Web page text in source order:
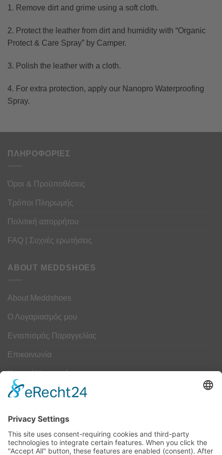
1. Remove dirt and grime using a soft cloth.
2. Protect the leather from dirt and humidity with “Organic
Protect & Care Spray” by Camper.
3. Polish the leather with a cloth.
4. For extra protection, apply our Nanopro Waterproofing
Spray.
ΠΛΗΡΟΦΟΡΙΕΣ
Όροι & Προϋποθέσεις
Τρόποι Πληρωμής
Πολιτική απορρήτου
FAQ | Συχνές ερωτήσεις
ABOUT MEDDSHOES
About Meddshoes
Ο Λογαριασμός μου
Εντοπισμός Παραγγελίας
Επικοινωνία
Κουμπί Υπαναχώρησης
Camper Οδηγός Μεγεθών